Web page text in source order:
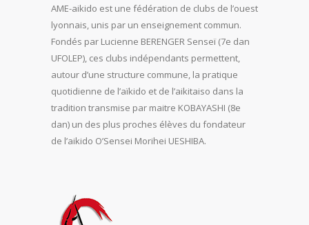
AME-aikido est une fédération de clubs de l’ouest
lyonnais, unis par un enseignement commun.
Fondés par Lucienne BERENGER Senseï (7e dan
UFOLEP), ces clubs indépendants permettent,
autour d’une structure commune, la pratique
quotidienne de l’aïkido et de l’aikitaiso dans la
tradition transmise par maitre KOBAYASHI (8e
dan) un des plus proches élèves du fondateur
de l’aikido O’Sensei Morihei UESHIBA.